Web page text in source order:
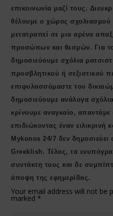
επικοινωνία μαζί τους.
θέλουμε ο χώρος σχολιασμού
μετατραπεί σε μια αρένα
προσώπων και θεσμών. Για
δημοσιεύουμε σχόλια
προσβλητικού ή σεξιστικού
επιφυλασσόμαστε του
δημοσιεύουμε ανάλογα
κρίνουμε αναγκαίο,
επιδιώκοντας έναν ειλικρινή
Μykonos 24/7 δεν δημοσιεύει
Greeklish. Τέλος, τα
συντάκτη τους και δε
άποψη της εφημερίδας.
Your email address will not be
marked *